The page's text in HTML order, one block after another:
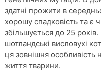
здатні прожити в
хорошу спадковість та є
збільшується до 25
шотландські висловухі
ця зовнішня особливість
життя тварини.